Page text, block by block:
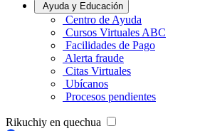
Ayuda y Educación
Centro de Ayuda
Cursos Virtuales ABC
Facilidades de Pago
Alerta fraude
Citas Virtuales
Ubícanos
Procesos pendientes
Rikuchiy en quechua